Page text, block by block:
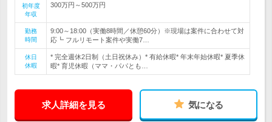
初年度
年収
300万円～500万円
勤務
時間
9:00～18:00（実働8時間／休憩60分）※現場は案件に合わせて対
応┗ フルリモート案件や実働7…
休日
休暇
* 完全週休2日制（土日祝休み）* 有給休暇* 年末年始休暇* 夏季休
暇* 育児休暇（ママ・パパとも…
求人詳細を見る 気になる